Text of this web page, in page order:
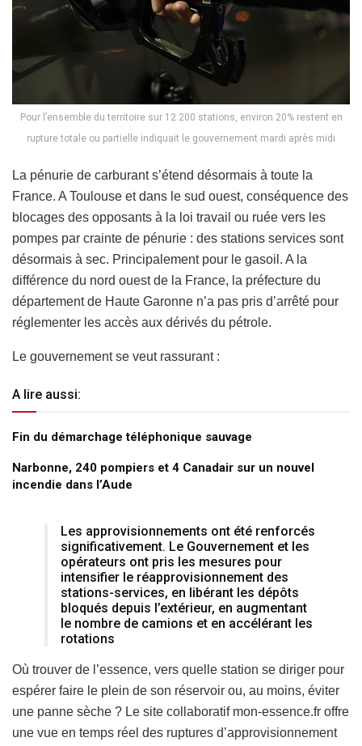
Pour l’ensemble du territoire sur 12 200 stations, environ 20% restent en
rupture totale ou partielle indiquait le gouvernement mardi après midi
La pénurie de carburant s’étend désormais à toute la
France. A Toulouse et dans le sud ouest, conséquence des
blocages des opposants à la loi travail ou ruée vers les
pompes par crainte de pénurie : des stations services sont
désormais à sec. Principalement pour le gasoil. A la
différence du nord ouest de la France, la préfecture du
département de Haute Garonne n’a pas pris d’arrêté pour
réglementer les accès aux dérivés du pétrole.
Le gouvernement se veut rassurant :
A lire aussi:
Fin du démarchage téléphonique sauvage
Narbonne, 240 pompiers et 4 Canadair sur un nouvel
incendie dans l’Aude
Les approvisionnements ont été renforcés
significativement. Le Gouvernement et les
opérateurs ont pris les mesures pour
intensifier le réapprovisionnement des
stations-services, en libérant les dépôts
bloqués depuis l’extérieur, en augmentant
le nombre de camions et en accélérant les
rotations
Où trouver de l’essence, vers quelle station se diriger pour
espérer faire le plein de son réservoir ou, au moins, éviter
une panne sèche ? Le site collaboratif mon-essence.fr offre
une vue en temps réel des ruptures d’approvisionnement